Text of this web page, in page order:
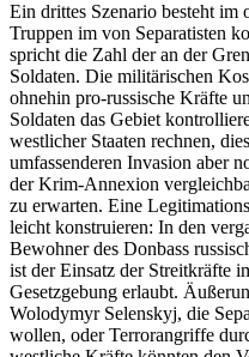
Ein drittes Szenario besteht im
Truppen im von Separatisten
spricht die Zahl der an der
Soldaten. Die militärischen
ohnehin pro-russische Kräfte
Soldaten das Gebiet
westlicher Staaten rechnen,
umfassenderen Invasion aber
der Krim-Annexion
zu erwarten. Eine
leicht konstruieren: In den
Bewohner des Donbass
ist der Einsatz der Streitkräfte
Gesetzgebung erlaubt.
Wolodymyr Selenskyj, die
wollen, oder Terrorangriffe